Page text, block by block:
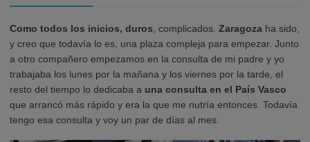
Como todos los inicios, duros , complicados. Zaragoza ha sido,
y creo que todavía lo es, una plaza compleja para empezar. Junto
a otro compañero empezamos en la consulta de mi padre y yo
trabajaba los lunes por la mañana y los viernes por la tarde, el
resto del tiempo lo dedicaba a una consulta en el País Vasco
que arrancó más rápido y era la que me nutría entonces. Todavía
tengo esa consulta y voy un par de días al mes.